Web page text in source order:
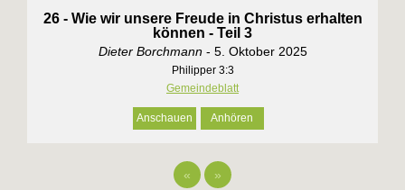
26 - Wie wir unsere Freude in Christus erhalten
können - Teil 3
Dieter Borchmann- 5. Oktober 2025
Philipper 3:3
Gemeindeblatt
Anschauen Anhören
« »